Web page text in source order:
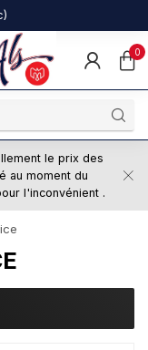
0
le prix des
au moment du
l'inconvénient .